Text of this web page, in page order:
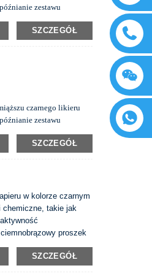
zestawu
SZCZEGÓŁ
czarnego likieru
zestawu
SZCZEGÓŁ
w kolorze czarnym
chemiczne, takie jak
proszek
SZCZEGÓŁ